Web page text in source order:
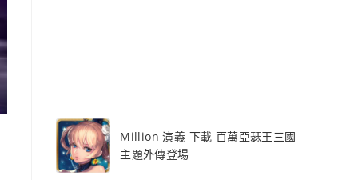
Million 演義 下載 百萬亞瑟王三國
主題外傳登場